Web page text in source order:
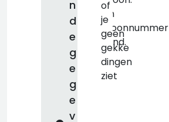
n
d
e
g
e
g
e
v
Geen
telefoonnummer
bekend.
of
je
geen
gekke
dingen
ziet